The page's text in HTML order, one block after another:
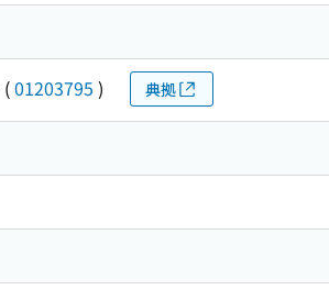
(01203795 ) 典拠